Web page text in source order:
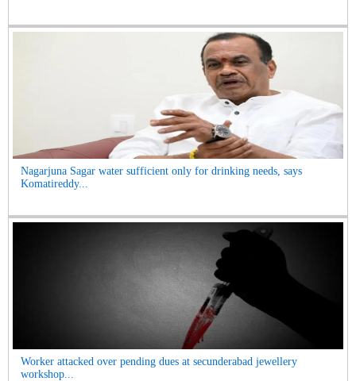
Nagarjuna Sagar water sufficient only for drinking needs, says
Komatireddy...
Worker attacked over pending dues at secunderabad jewellery
workshop...